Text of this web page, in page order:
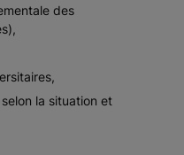
des
la situation et